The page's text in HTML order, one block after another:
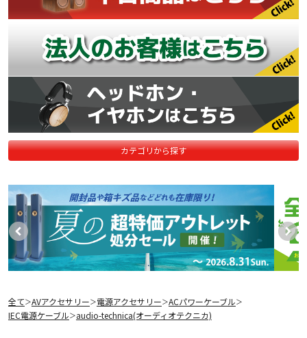
カテゴリから探す
全て＞AVアクセサリー＞電源アクセサリー＞ACパワーケーブル＞
IEC電源ケーブル＞audio-technica(オーディオテクニカ)